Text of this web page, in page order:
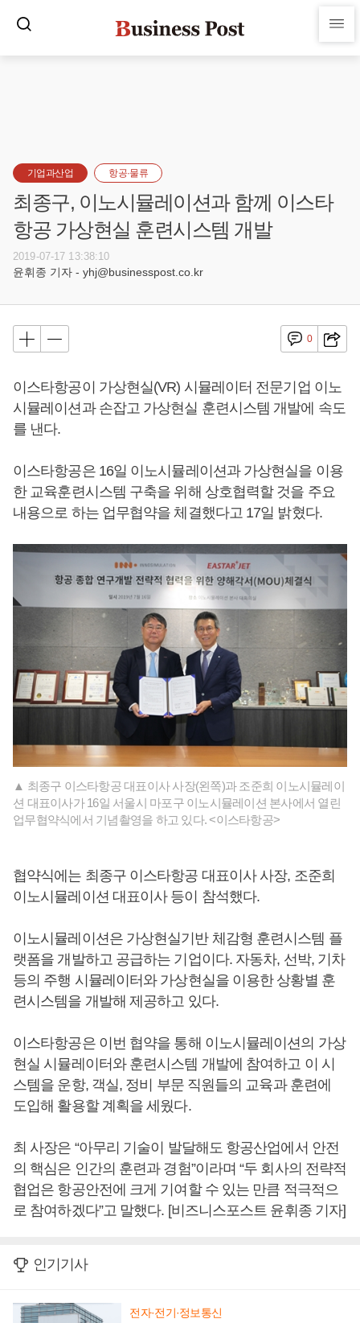
기업과산업 항공·물류
최종구, 이노시뮬레이션과 함께 이스타
항공 가상현실 훈련시스템 개발
2019-07-17 13:38:10
윤휘종 기자 - yhj@businesspost.co.kr
0
이스타항공이 가상현실(VR) 시뮬레이터 전문기업 이노
시뮬레이션과 손잡고 가상현실 훈련시스템 개발에 속도
를 낸다.
이스타항공은 16일 이노시뮬레이션과 가상현실을 이용
한 교육훈련시스템 구축을 위해 상호협력할 것을 주요
내용으로 하는 업무협약을 체결했다고 17일 밝혔다.
▲ 최종구 이스타항공 대표이사 사장(왼쪽)과 조준희 이노시뮬레이
션 대표이사가 16일 서울시 마포구 이노시뮬레이션 본사에서 열린
업무협약식에서 기념촬영을 하고 있다. <이스타항공>
협약식에는 최종구 이스타항공 대표이사 사장, 조준희
이노시뮬레이션 대표이사 등이 참석했다.
이노시뮬레이션은 가상현실기반 체감형 훈련시스템 플
랫폼을 개발하고 공급하는 기업이다. 자동차, 선박, 기차
등의 주행 시뮬레이터와 가상현실을 이용한 상황별 훈
련시스템을 개발해 제공하고 있다.
이스타항공은 이번 협약을 통해 이노시뮬레이션의 가상
현실 시뮬레이터와 훈련시스템 개발에 참여하고 이 시
스템을 운항, 객실, 정비 부문 직원들의 교육과 훈련에
도입해 활용할 계획을 세웠다.
최 사장은 “아무리 기술이 발달해도 항공산업에서 안전
의 핵심은 인간의 훈련과 경험”이라며 “두 회사의 전략적
협업은 항공안전에 크게 기여할 수 있는 만큼 적극적으
로 참여하겠다”고 말했다. [비즈니스포스트 윤휘종 기자]
인기기사
전자·전기·정보통신